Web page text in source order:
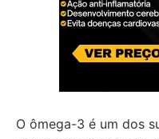
O ômega-3 é um dos